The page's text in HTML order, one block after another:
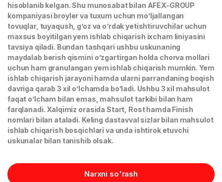
hisoblanib kelgan. Shu munosabat bilan AFEX-GROUP
kompaniyasi broyler va tuxum uchun mo’ljallangan
tovuqlar, tuyaqush, g’oz va o’rdak yetishtiruvchilar uchun
maxsus boyitilgan yem ishlab chiqarish ixcham liniyasini
tavsiya qiladi. Bundan tashqari ushbu uskunaning
maydalab berish qismini o’zgartirgan holda chorva mollari
uchun ham granulangan yem ishlab chiqarish mumkin. Yem
ishlab chiqarish jarayoni hamda ularni parrandaning boqish
davriga qarab 3 xil o’lchamda bo’ladi. Ushbu 3 xil mahsulot
faqat o’lcham bilan emas, mahsulot tarkibi bilan ham
farqlanadi. Xalqimiz orasida Start, Rost hamda Finish
nomlari bilan ataladi. Keling dastavval sizlar bilan mahsulot
ishlab chiqarish bosqichlari va unda ishtirok etuvchi
uskunalar bilan tanishib olsak.
Narxni so'rash